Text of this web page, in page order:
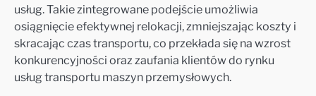
usług. Takie zintegrowane podejście umożliwia
osiągnięcie efektywnej relokacji, zmniejszając koszty i
skracając czas transportu, co przekłada się na wzrost
konkurencyjności oraz zaufania klientów do rynku
usług transportu maszyn przemysłowych.